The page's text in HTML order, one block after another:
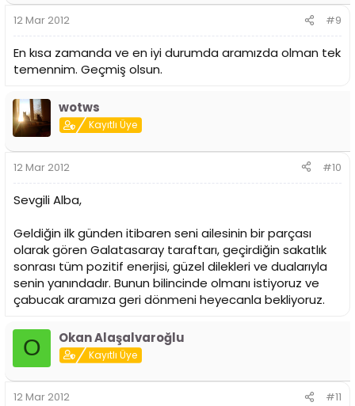
12 Mar 2012 #9
En kısa zamanda ve en iyi durumda aramızda olman tek
temennim. Geçmiş olsun.
wotws
Kayıtlı Üye
12 Mar 2012 #10
Sevgili Alba,
Geldiğin ilk günden itibaren seni ailesinin bir parçası
olarak gören Galatasaray taraftarı, geçirdiğin sakatlık
sonrası tüm pozitif enerjisi, güzel dilekleri ve dualarıyla
senin yanındadır. Bunun bilincinde olmanı istiyoruz ve
çabucak aramıza geri dönmeni heyecanla bekliyoruz.
O Okan Alaşalvaroğlu
Kayıtlı Üye
12 Mar 2012 #11